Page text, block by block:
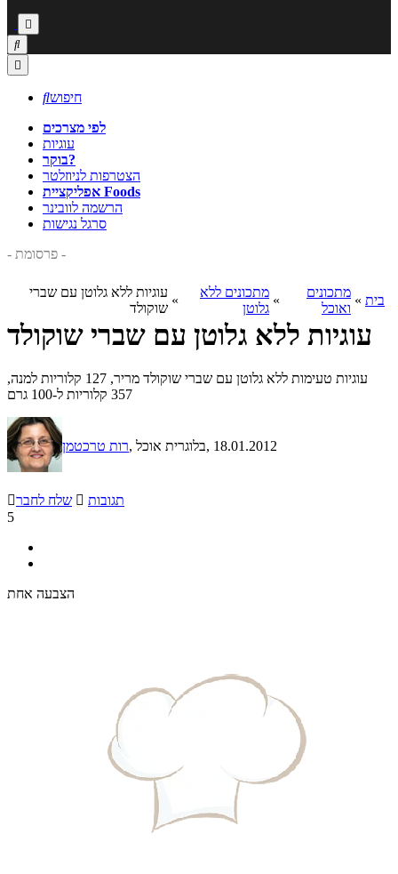



חיפוש
לפי מצרכים
עוגיות
בוקר?
הצטרפות לניוזלטר
אפליקציית Foods
הרשמה לוובינר
סרגל נגישות
- פרסומת -
בית »
מתכונים
ואוכל
»
מתכונים ללא
גלוטן
»
עוגיות ללא גלוטן עם שברי
שוקולד
עוגיות ללא גלוטן עם שברי שוקולד
עוגיות טעימות ללא גלוטן עם שברי שוקולד מריר, 127 קלוריות למנה,
357 קלוריות ל-100 גרם
רות טרכטמן , בלוגרית אוכל, 18.01.2012
שלח לחבר  תגובות
5
הצבעה אחת